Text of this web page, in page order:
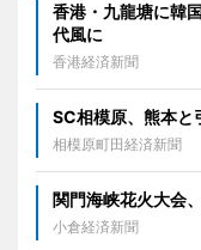
香港・九龍塘に韓
代風に
香港経済新聞
SC相模原、熊本
相模原町田経済新聞
関門海峡花火大会
小倉経済新聞